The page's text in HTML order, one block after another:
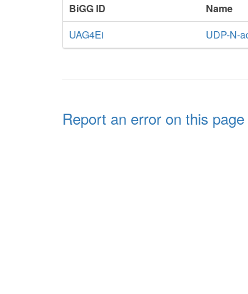
BiGG ID
Name
UAG4Ei
UDP-N-
Report an error on this page